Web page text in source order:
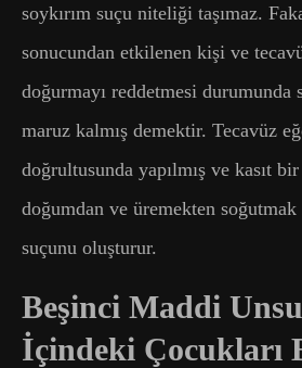
soykırım suçu niteliği taşımaz.
sonucundan etkilenen kişi ve
doğurmayı reddetmesi durumunda
maruz kalmış demektir. Tecavüz
doğrultusunda yapılmış ve kasıt
doğumdan ve üremekten soğutmak
suçunu oluşturur.
Beşinci Maddi
İçindeki Çocukları